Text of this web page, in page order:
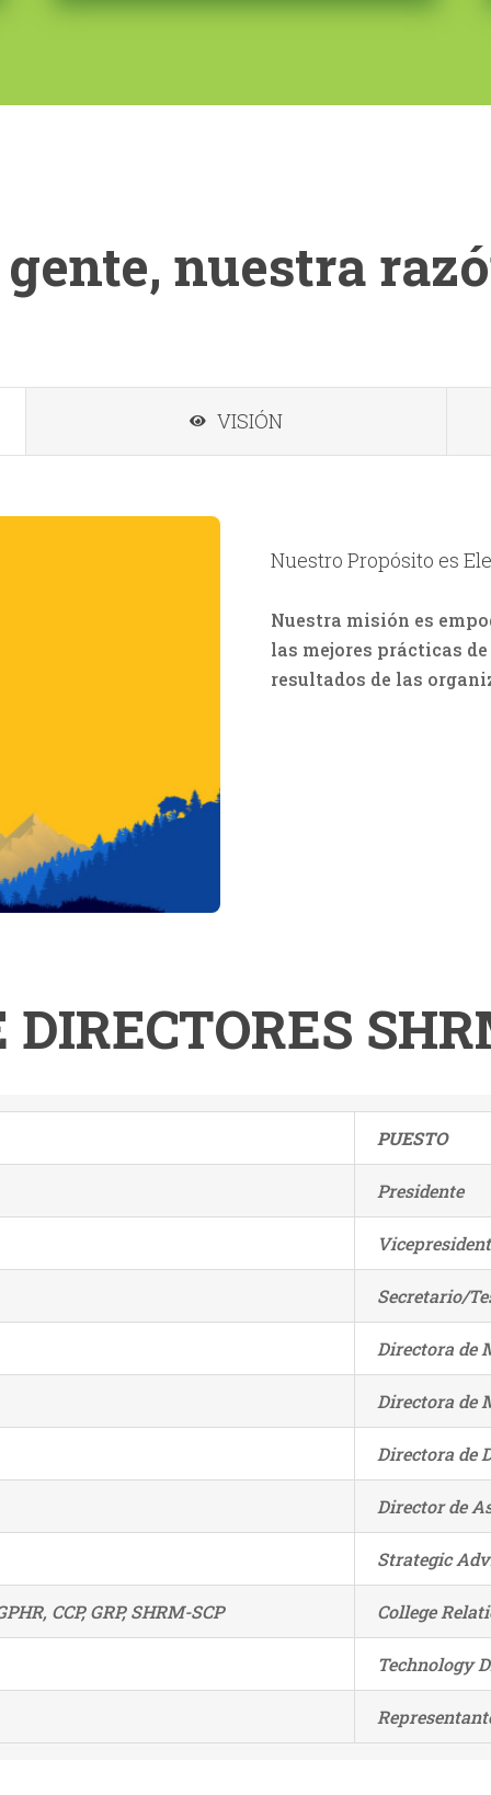
nuestra
VISIÓN
Nuestro Propósito es
Nuestra misión es
las mejores prácticas
resultados de las
PUESTO
Presidente
Secretario/
Directora de
Directora de
Directora de
Director de
Strategic
CCP, GRP, SHRM-SCP College
Technology